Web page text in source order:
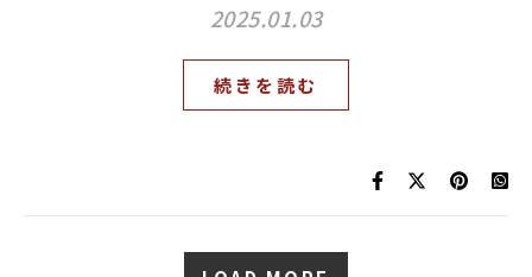
2025.01.03
続きを読む